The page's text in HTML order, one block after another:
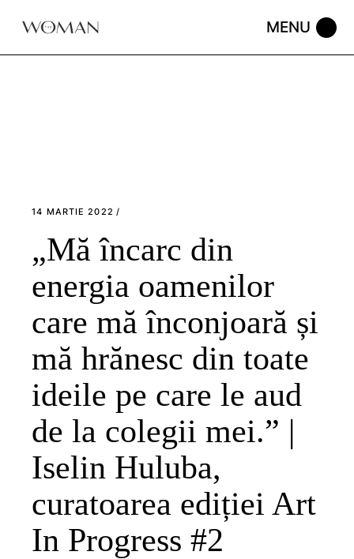
14 MARTIE 2022
„Mă încarc din
energia oamenilor
care mă înconjoară și
mă hrănesc din toate
ideile pe care le aud
de la colegii mei.” |
Iselin Huluba,
curatoarea ediției Art
In Progress #2